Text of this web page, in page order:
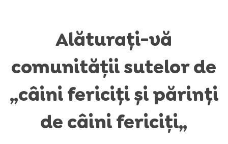
Alăturați-vă
comunității sutelor de
„câini fericiți și părinți
de câini fericiți„